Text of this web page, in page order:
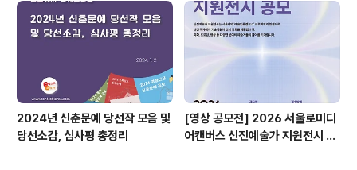
2024년 신춘문예 당선작 모음 및
당선소감, 심사평 총정리
[영상 공모전] 2026 서울로미디
어캔버스 신진예술가 지원전시 공